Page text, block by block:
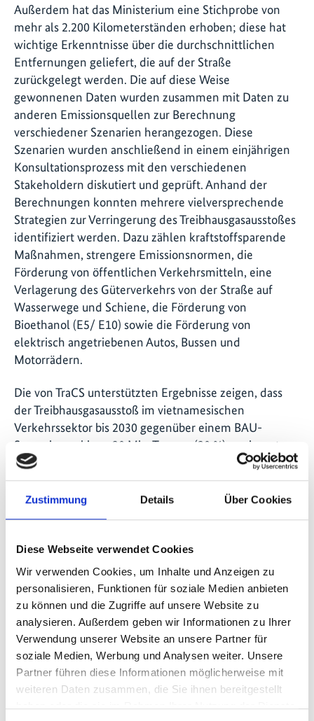
Zustimmung Details Über Cookies
Diese Webseite verwendet Cookies
Wir verwenden Cookies, um Inhalte und Anzeigen zu
personalisieren, Funktionen für soziale Medien anbieten
zu können und die Zugriffe auf unsere Website zu
analysieren. Außerdem geben wir Informationen zu Ihrer
Verwendung unserer Website an unsere Partner für
soziale Medien, Werbung und Analysen weiter. Unsere
Partner führen diese Informationen möglicherweise mit
weiteren Daten zusammen, die Sie ihnen bereitgestellt
haben oder die sie im Rahmen Ihrer Nutzung der Dienste
Außerdem hat das Ministerium eine Stichprobe von
mehr als 2.200 Kilometerständen erhoben; diese hat
wichtige Erkenntnisse über die durchschnittlichen
Entfernungen geliefert, die auf der Straße
zurückgelegt werden. Die auf diese Weise
gewonnenen Daten wurden zusammen mit Daten zu
anderen Emissionsquellen zur Berechnung
verschiedener Szenarien herangezogen. Diese
Szenarien wurden anschließend in einem einjährigen
Konsultationsprozess mit den verschiedenen
Stakeholdern diskutiert und geprüft. Anhand der
Berechnungen konnten mehrere vielversprechende
Strategien zur Verringerung des Treibhausgasausstoßes
identifiziert werden. Dazu zählen kraftstoffsparende
Maßnahmen, strengere Emissionsnormen, die
Förderung von öffentlichen Verkehrsmitteln, eine
Verlagerung des Güterverkehrs von der Straße auf
Wasserwege und Schiene, die Förderung von
Bioethanol (E5/ E10) sowie die Förderung von
elektrisch angetriebenen Autos, Bussen und
Motorrädern.
Die von TraCS unterstützten Ergebnisse zeigen, dass
der Treibhausgasausstoß im vietnamesischen
Verkehrssektor bis 2030 gegenüber einem BAU-
Szenario um bis zu 20 Mio. Tonnen (20 %) verringert
werden kann. Zur Nutzung dieses Potenzials müssen
jedoch mit internationaler Unterstützung wichtige
Klimaminderungsmaßnahmen realisiert werden. Die
im Rahmen von TraCS gewonnenen Erkenntnisse
Klimaschutz und ökologisches Wachstum ein, der für
den Zeitraum 2021-2030 entwickelt wird. Laut Luu
sind die im Rahmen der Zusammenarbeit mit dem
TraCS-Projekt gewonnenen Daten von zentraler
Bedeutung: "Damit lässt sich jede
Minderungsmaßnahme quantifizieren. Gleichzeitig
haben wir jetzt evidenzbasierte Daten, auf deren
Grundlage wir den Aktionsplan des Ministeriums zum
Klimawandel" entwickeln können", so Luu.